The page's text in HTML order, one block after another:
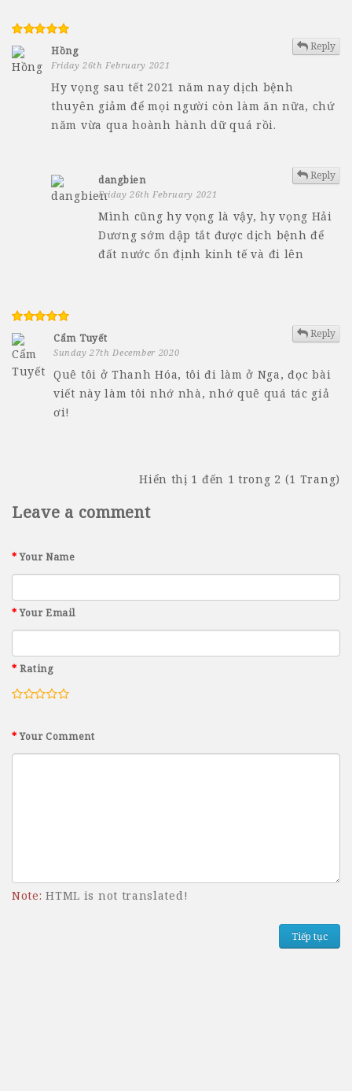
Reply
Hồng
Friday 26th February 2021
Hy vọng sau tết 2021 năm nay dịch bệnh
thuyên giảm để mọi người còn làm ăn nữa, chứ
năm vừa qua hoành hành dữ quá rồi.
Reply
dangbien
Friday 26th February 2021
Mình cũng hy vọng là vậy, hy vọng Hải
Dương sớm dập tắt được dịch bệnh để
đất nước ổn định kinh tế và đi lên
Reply
Cẩm Tuyết
Sunday 27th December 2020
Quê tôi ở Thanh Hóa, tôi đi làm ở Nga, đọc bài
viết này làm tôi nhớ nhà, nhớ quê quá tác giả
ơi!
Hiển thị 1 đến 1 trong 2 (1 Trang)
Leave a comment
Your Name
Your Email
Rating
Your Comment
Note: HTML is not translated!
Tiếp tục